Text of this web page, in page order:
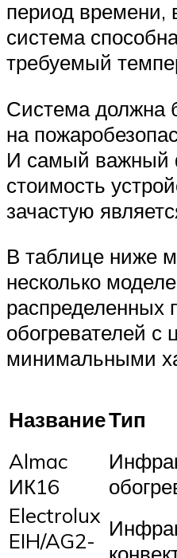
период времени,
система
требуемый
Система должна
на
И самый важный
стоимость
зачастую
В таблице ниже
несколько
распределенных
обогревателей с
минимальными
НазваниеТип
Almac
ИК16
Electrolux
EIH/AG2-